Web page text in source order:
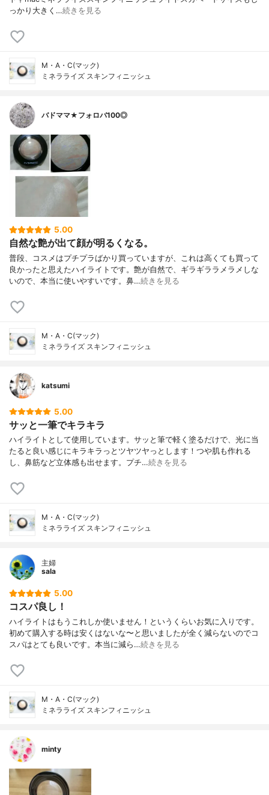
っかり大きく…続きを見る
M・A・C(マック)
ミネラライズ スキンフィニッシュ
バドママ★フォロバ100◎
5.00
自然な艶が出て顔が明るくなる。
普段、コスメはプチプラばかり買っていますが、これは高くても買って
良かったと思えたハイライトです。艶が自然で、ギラギララメラメしな
いので、本当に使いやすいです。鼻…続きを見る
M・A・C(マック)
ミネラライズ スキンフィニッシュ
katsumi
5.00
サッと一筆でキラキラ
ハイライトとして使用しています。サッと筆で軽く塗るだけで、光に当
たると良い感じにキラキラっとツヤツヤっとします！つや肌も作れる
し、鼻筋など立体感も出せます。プチ…続きを見る
M・A・C(マック)
ミネラライズ スキンフィニッシュ
主婦
sala
5.00
コスパ良し！
ハイライトはもうこれしか使いません！というくらいお気に入りです。
初めて購入する時は安くはないな〜と思いましたが全く減らないのでコ
スパはとても良いです。本当に減ら…続きを見る
M・A・C(マック)
ミネラライズ スキンフィニッシュ
minty